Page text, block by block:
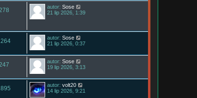
autor: Sose
21 lip 2026, 1:39
autor: Sose
21 lip 2026, 0:37
autor: Sose
19 lip 2026, 3:13
autor: volt20
14 lip 2026, 9:21